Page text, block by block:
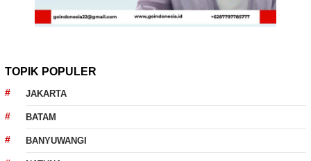
TOPIK POPULER
JAKARTA
BATAM
BANYUWANGI